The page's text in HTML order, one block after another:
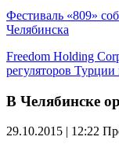
Фестиваль «809»
Челябинска
Freedom Holding
регуляторов
В Челябинске
29.10.2015 | 12:22